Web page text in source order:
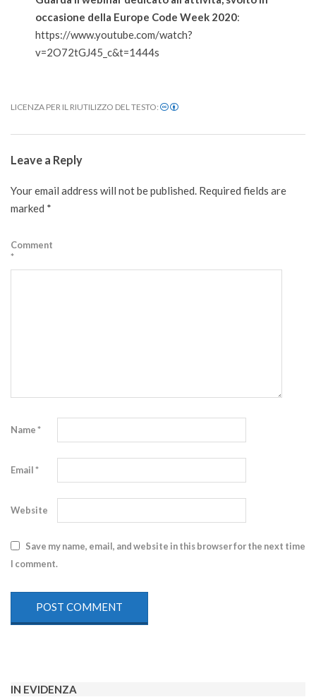
occasione della Europe Code Week 2020:
https://www.youtube.com/watch?
v=2O72tGJ45_c&t=1444s
LICENZA PER IL RIUTILIZZO DEL TESTO:
2022-
Leave a Reply
Your email address will not be published. Required fields are
marked *
Comment
*
Name*
Email*
Website
Save my name, email, and website in this browser for the next time
I comment.
IN EVIDENZA